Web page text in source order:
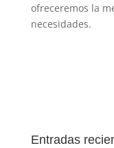
ofreceremos la
necesidades.
Entradas